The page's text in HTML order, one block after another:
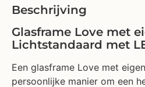
Beschrijving
Glasframe Love met
Lichtstandaard met
Een glasframe Love met
persoonlijke manier om een